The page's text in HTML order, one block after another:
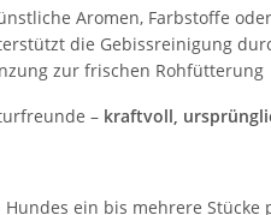
Aromen, Farbstoffe
die Gebissreinigung
zur frischen Rohfütterung
– kraftvoll,
Hundes ein bis mehrere